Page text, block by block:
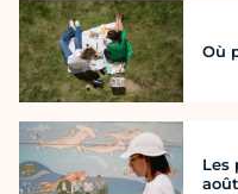
Où
Les
août